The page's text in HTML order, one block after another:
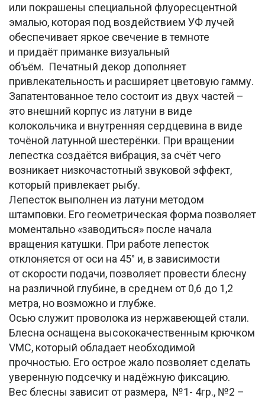
или покрашены специальной флуоресцентной
эмалью, которая под воздействием УФ лучей
обеспечивает яркое свечение в темноте
и придаёт приманке визуальный
объём. Печатный декор дополняет
привлекательность и расширяет цветовую гамму.
Запатентованное тело состоит из двух частей –
это внешний корпус из латуни в виде
колокольчика и внутренняя сердцевина в виде
точёной латунной шестерёнки. При вращении
лепестка создаётся вибрация, за счёт чего
возникает низкочастотный звуковой эффект,
который привлекает рыбу.
Лепесток выполнен из латуни методом
штамповки. Его геометрическая форма позволяет
моментально «заводиться» после начала
вращения катушки. При работе лепесток
отклоняется от оси на 45° и, в зависимости
от скорости подачи, позволяет провести блесну
на различной глубине, в среднем от 0,6 до 1,2
метра, но возможно и глубже.
Осью служит проволока из нержавеющей стали.
Блесна оснащена высококачественным крючком
VMC, который обладает необходимой
прочностью. Его острое жало позволяет сделать
уверенную подсечку и надёжную фиксацию.
Вес блесны зависит от размера, №1- 4гр., №2 –